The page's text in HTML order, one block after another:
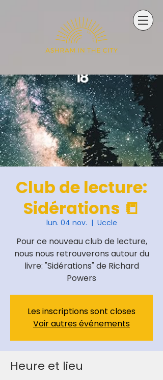
Club de lecture:
Sidérations 📒
lun. 04 nov.
  |
Uccle
Pour ce nouveau club de lecture,
nous nous retrouverons autour du
livre: "Sidérations" de Richard
Powers
Les inscriptions sont closes
Voir autres événements
Heure et lieu